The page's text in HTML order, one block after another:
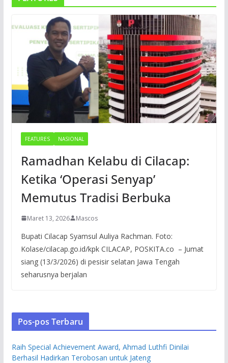
FEATURES NASIONAL
Ramadhan Kelabu di Cilacap:
Ketika ‘Operasi Senyap’
Memutus Tradisi Berbuka
Maret 13, 2026 Mascos
Bupati Cilacap Syamsul Auliya Rachman. Foto:
Kolase/cilacap.go.id/kpk CILACAP, POSKITA.co – Jumat
siang (13/3/2026) di pesisir selatan Jawa Tengah
seharusnya berjalan
Pos-pos Terbaru
Raih Special Achievement Award, Ahmad Luthfi Dinilai
Berhasil Hadirkan Terobosan untuk Jateng